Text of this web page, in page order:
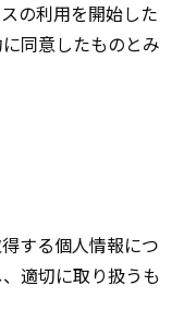
の利用を開始した
同意したものとみ
する個人情報につ
適切に取り扱うも